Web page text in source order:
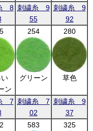
8 刺繍糸 9
55
刺繍糸 9
92
ン
254
グリーン
280
草色
7 刺繍糸 7
02
刺繍糸 9
37
583 325